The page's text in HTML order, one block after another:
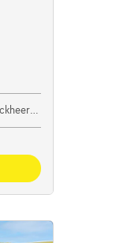
Roeselare